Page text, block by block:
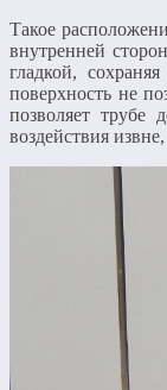
Такое
внутренней
гладкой,
поверхность не
позволяет трубе
воздействия